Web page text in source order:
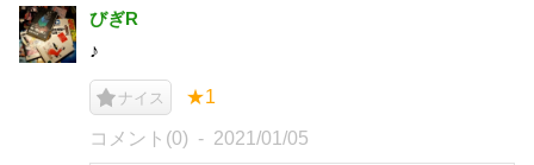
びぎR
♪
ナイス ★1
コメント(0) 2021/01/05